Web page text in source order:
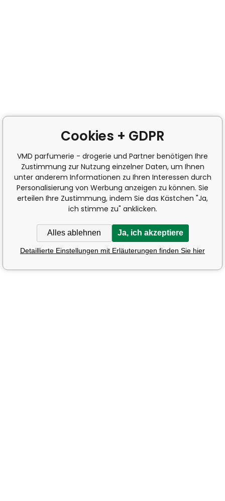
Cookies + GDPR
VMD parfumerie - drogerie und Partner benötigen Ihre
Zustimmung zur Nutzung einzelner Daten, um Ihnen
unter anderem Informationen zu Ihren Interessen durch
Personalisierung von Werbung anzeigen zu können. Sie
erteilen Ihre Zustimmung, indem Sie das Kästchen "Ja,
ich stimme zu" anklicken.
Alles ablehnen Ja, ich akzeptiere
Detaillierte Einstellungen mit Erläuterungen finden Sie hier